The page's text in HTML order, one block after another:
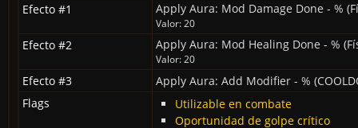
Efecto #1
Apply Aura: Mod Damage Done - %
Valor: 20
Efecto #2 Apply Aura: Mod Healing Done - %
Valor: 20
Efecto #3
Apply Aura: Add Modifier - %
Flags
Utilizable en combate
Oportunidad de golpe crítico